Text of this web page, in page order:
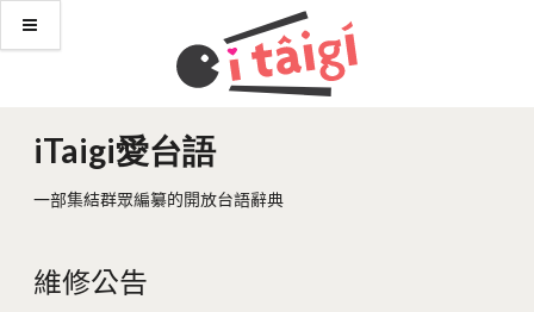
iTaigi愛台語
一部集結群眾編纂的開放台語辭典
維修公告